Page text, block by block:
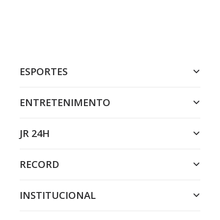
ESPORTES
ENTRETENIMENTO
JR 24H
RECORD
INSTITUCIONAL